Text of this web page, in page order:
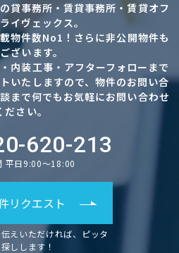
貸事務所・賃貸事務所・賃貸オフ
イヴェックス。
物件数No1！さらに非公開物件も
ざいます。
内装工事・アフターフォローまで
いたしますので、物件のお問い合
まで何でもお気軽にお問い合わせ
ださい。
620-213
平日9:00～18:00
リクエスト
えいただければ、ピッタ
しします！